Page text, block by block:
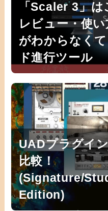
「Scaler 3」は
レビュー・使
がわからなく
ド進行ツール
UADプラグイ
比較！
(Signature/
Edition)